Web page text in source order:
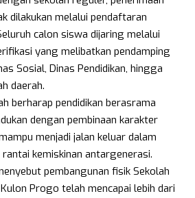
dilakukan melalui pendaftaran
calon siswa dijaring melalui
yang melibatkan pendamping
Sosial, Dinas Pendidikan, hingga
daerah.
berharap pendidikan berasrama
dengan pembinaan karakter
menjadi jalan keluar dalam
kemiskinan antargenerasi.
pembangunan fisik Sekolah
Progo telah mencapai lebih dari